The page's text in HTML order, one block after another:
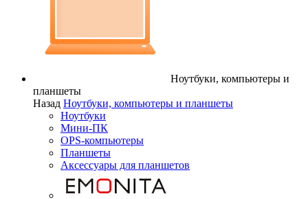
Ноутбуки, компьютеры и
планшеты
Назад Ноутбуки, компьютеры и планшеты
Ноутбуки
Мини-ПК
OPS-компьютеры
Планшеты
Аксессуары для планшетов